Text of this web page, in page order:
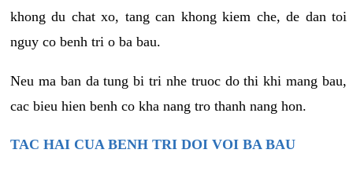
khong du chat xo, tang can khong kiem che, de dan toi
nguy co benh tri o ba bau.
Neu ma ban da tung bi tri nhe truoc do thi khi mang bau,
cac bieu hien benh co kha nang tro thanh nang hon.
TAC HAI CUA BENH TRI DOI VOI BA BAU